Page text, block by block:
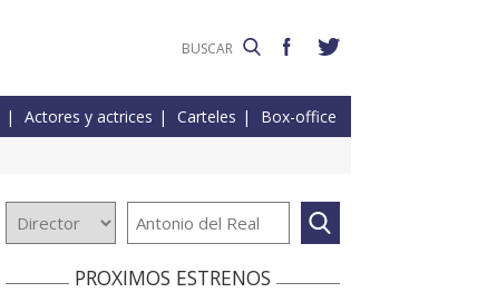
Actores y actrices Carteles Box-office
PROXIMOS ESTRENOS